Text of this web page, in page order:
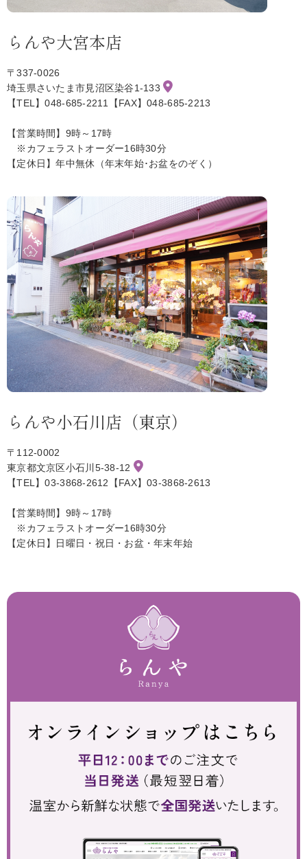
らんや大宮本店
〒337-0026
埼玉県さいたま市見沼区染谷1-133
【TEL】048-685-2211【FAX】048-685-2213
【営業時間】9時～17時
※カフェラストオーダー16時30分
【定休日】年中無休（年末年始･お盆をのぞく）
らんや小石川店（東京）
〒112-0002
東京都文京区小石川5-38-12
【TEL】03-3868-2612【FAX】03-3868-2613
【営業時間】9時～17時
※カフェラストオーダー16時30分
【定休日】日曜日・祝日・お盆・年末年始